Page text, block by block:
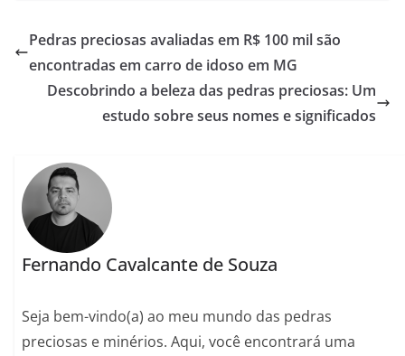
Pedras preciosas avaliadas em R$ 100 mil são
encontradas em carro de idoso em MG
Descobrindo a beleza das pedras preciosas: Um
estudo sobre seus nomes e significados
Fernando Cavalcante de Souza
Seja bem-vindo(a) ao meu mundo das pedras
preciosas e minérios. Aqui, você encontrará uma